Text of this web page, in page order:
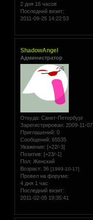
2 дня 16 часов
Последний визит:
2011-09-25 14:22:53
ShadowAngel
Администратор
Откуда: Санкт-Петербург
Зарегистрирован: 2009-11-07
Приглашений: 0
Сообщений: 65535
Уважение: [+22/-3]
Позитив: [+23/-1]
Пол: Женский
Возраст: 36 [1989-10-17]
Провел на форуме:
4 дня 1 час
Последний визит:
2011-02-05 19:35:41